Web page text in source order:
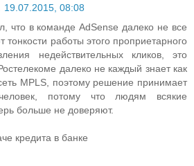
19.07.2015, 08:08
что в команде AdSense далеко не все
тонкости работы этого проприетарного
недействительных кликов, это
далеко не каждый знает как
MPLS, поэтому решение принимает
потому что людям всякие
больше не доверяют.
кредита в банке